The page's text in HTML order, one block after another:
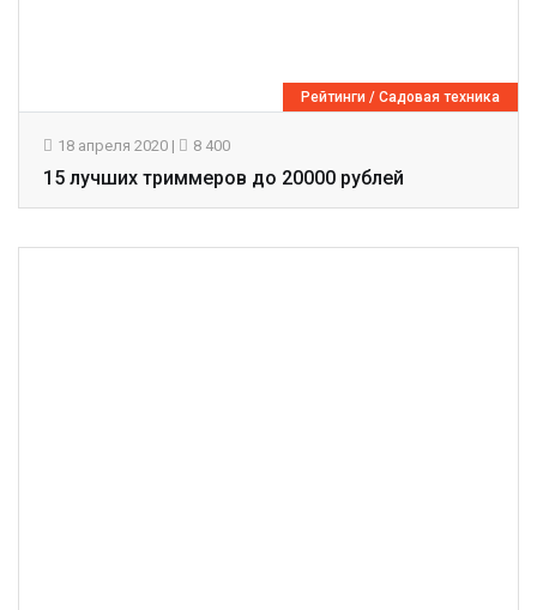
Рейтинги / Садовая техника
18 апреля 2020 | 8 400
15 лучших триммеров до 20000 рублей